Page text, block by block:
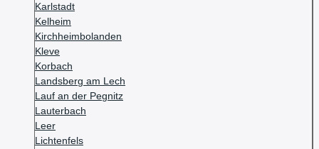
Karlstadt
Kelheim
Kirchheimbolanden
Kleve
Korbach
Landsberg am Lech
Lauf an der Pegnitz
Lauterbach
Leer
Lichtenfels